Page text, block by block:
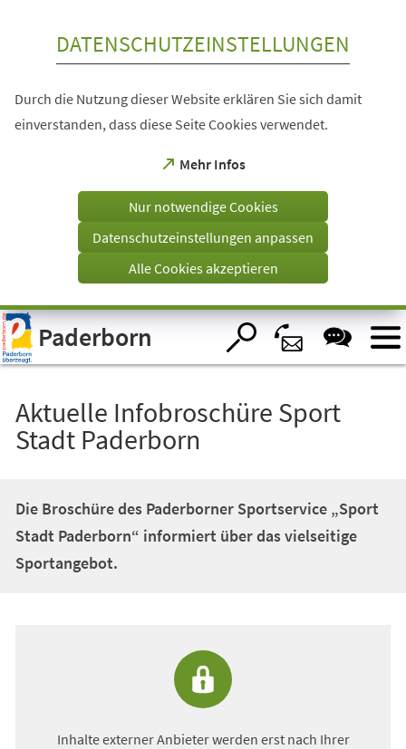
Visuelle
Assistenzsoftware
öffnen.
DATENSCHUTZEINSTELLUNGEN
Durch die Nutzung dieser Website erklären Sie sich damit
einverstanden, dass diese Seite Cookies verwendet.
Mehr Infos
(Öffnet
einem
Tab)
Nur notwendige Cookies
Datenschutzeinstellungen anpassen
Alle Cookies akzeptieren
Paderborn
Aktuelle Infobroschüre Sport
Stadt Paderborn
Die Broschüre des Paderborner Sportservice „Sport
Stadt Paderborn“ informiert über das vielseitige
Sportangebot.
Inhalte externer Anbieter werden erst nach Ihrer